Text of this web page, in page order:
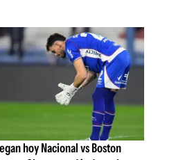
hoy Nacional vs Boston